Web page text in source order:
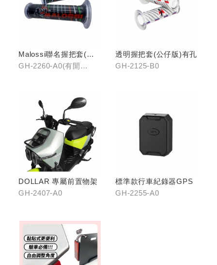
Malossi聯名握把套(有
開口)/(無開口)
GH-2260-A0(有開
透明握把套(公仔版)有孔
GH-2125-B0
DOLLAR 專屬前置物架
GH-2407-A0
標準款行車紀錄器GPS
GH-2255-A0